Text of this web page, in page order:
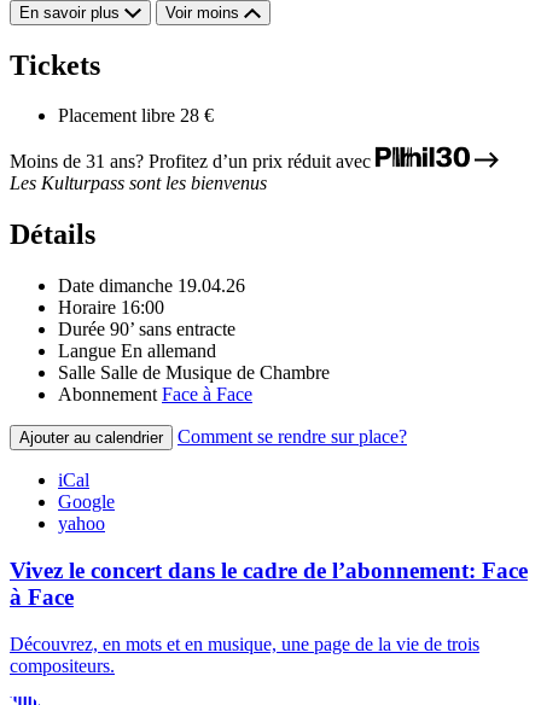
En savoir plus Voir moins
Tickets
Placement libre 28 €
Moins de 31 ans? Profitez d’un prix réduit avec
Les Kulturpass sont les bienvenus
Détails
Date dimanche 19.04.26
Horaire 16:00
Durée 90’ sans entracte
Langue En allemand
Salle Salle de Musique de Chambre
Abonnement Face à Face
Ajouter au calendrier Comment se rendre sur place?
iCal
Google
yahoo
Vivez le concert dans le cadre de l’abonnement: Face
à Face
Découvrez, en mots et en musique, une page de la vie de trois
compositeurs.